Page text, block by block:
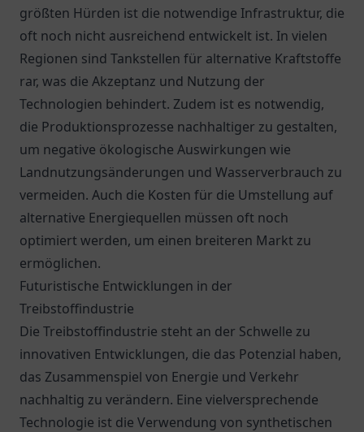
größten Hürden ist die notwendige Infrastruktur, die
oft noch nicht ausreichend entwickelt ist. In vielen
Regionen sind Tankstellen für alternative Kraftstoffe
rar, was die Akzeptanz und Nutzung der
Technologien behindert. Zudem ist es notwendig,
die Produktionsprozesse nachhaltiger zu gestalten,
um negative ökologische Auswirkungen wie
Landnutzungsänderungen und Wasserverbrauch zu
vermeiden. Auch die Kosten für die Umstellung auf
alternative Energiequellen müssen oft noch
optimiert werden, um einen breiteren Markt zu
ermöglichen.
Futuristische Entwicklungen in der
Treibstoffindustrie
Die Treibstoffindustrie steht an der Schwelle zu
innovativen Entwicklungen, die das Potenzial haben,
das Zusammenspiel von Energie und Verkehr
nachhaltig zu verändern. Eine vielversprechende
Technologie ist die Verwendung von synthetischen